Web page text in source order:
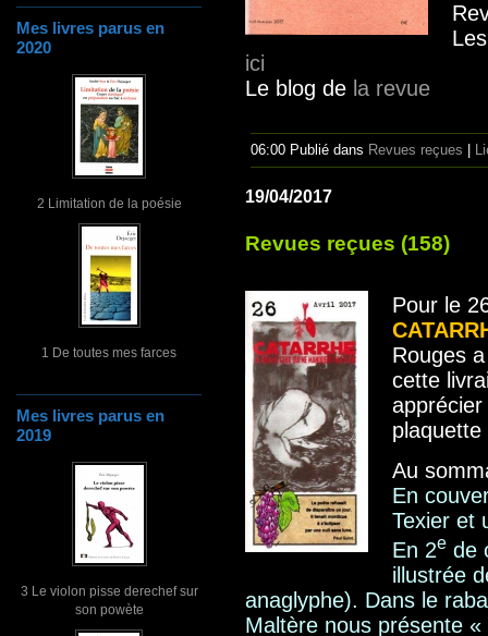
Mes livres parus en
2020
2 Limitation de la poésie
1 De toutes mes farces
Mes livres parus en
2019
3 Le violon pisse derechef sur
son powète
ici
Le blog de la revue
06:00 Publié dans Revues reçues
19/04/2017
Revues reçues (158)
Pour le
Rouges
cette
plaquette
Au
En
Texier et
En 2e de
illustrée
anaglyphe). Dans le
Maltère nous présente